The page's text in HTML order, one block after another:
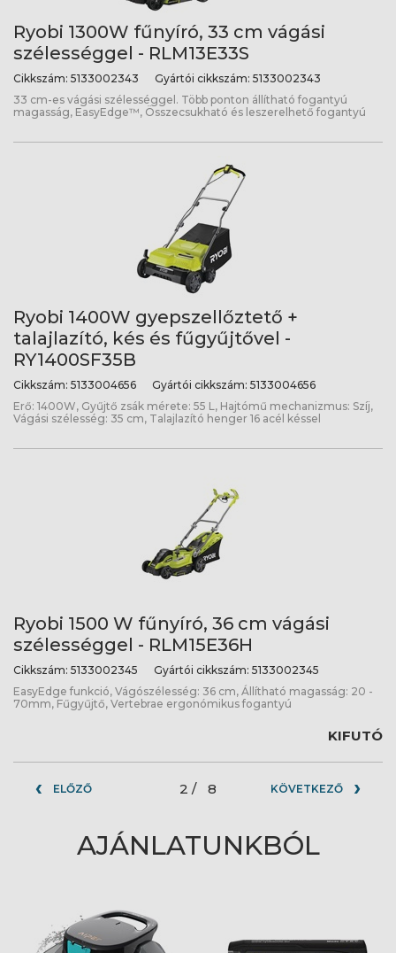
Ryobi 1300W fűnyíró, 33 cm vágási
szélességgel - RLM13E33S
Cikkszám: 5133002343 Gyártói cikkszám: 5133002343
33 cm-es vágási szélességgel. Több ponton állítható fogantyú
magasság, EasyEdge™, Összecsukható és leszerelhető fogantyú
Ryobi 1400W gyepszellőztető +
talajlazító, kés és fűgyűjtővel -
RY1400SF35B
Cikkszám: 5133004656 Gyártói cikkszám: 5133004656
Erő: 1400W, Gyűjtő zsák mérete: 55 L, Hajtómű mechanizmus: Szíj,
Vágási szélesség: 35 cm, Talajlazító henger 16 acél késsel
Ryobi 1500 W fűnyíró, 36 cm vágási
szélességgel - RLM15E36H
Cikkszám: 5133002345 Gyártói cikkszám: 5133002345
EasyEdge funkció, Vágószélesség: 36 cm, Állítható magasság: 20 -
70mm, Fűgyűjtő, Vertebrae ergonómikus fogantyú
KIFUTÓ
ELŐZŐ 2 / 8 KÖVETKEZŐ
AJÁNLATUNKBÓL